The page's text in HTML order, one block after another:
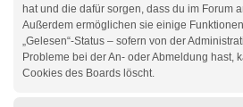
hat und die dafür sorgen, dass du im Forum
Außerdem ermöglichen sie einige
„Gelesen“-Status – sofern von der
Probleme bei der An- oder Abmeldung hast,
Cookies des Boards löscht.